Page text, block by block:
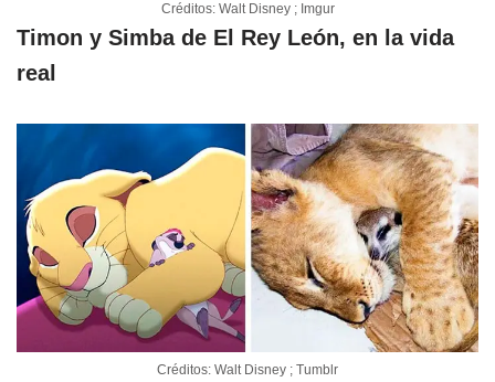
Créditos: Walt Disney ; Imgur
Timon y Simba de El Rey León, en la vida
real
Créditos: Walt Disney ; Tumblr